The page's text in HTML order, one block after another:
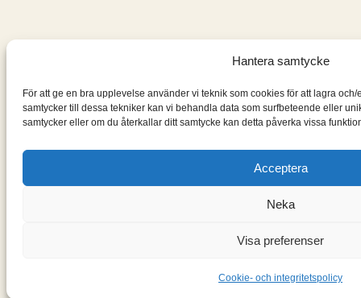
Hantera samtycke
För att ge en bra upplevelse använder vi teknik som cookies för att lagra
samtycker till dessa tekniker kan vi behandla data som surfbeteende eller
samtycker eller om du återkallar ditt samtycke kan detta påverka vissa
Acceptera
Neka
Visa preferenser
Cookie- och integritetspolicy